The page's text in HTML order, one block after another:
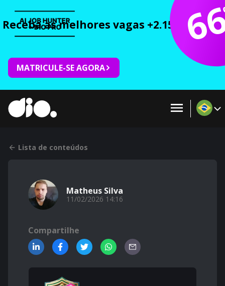
Receba as melhores vagas +2.150 cursos
MATRICULE-SE AGORA
Lista de conteúdos
Matheus Silva
11/02/2026 14:16
Compartilhe